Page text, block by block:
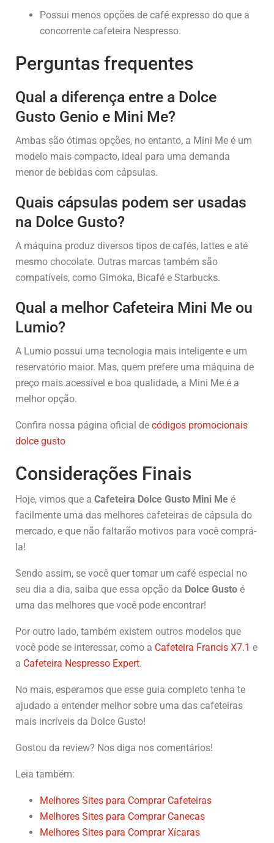
Possui menos opções de café expresso do que a
concorrente cafeteira Nespresso.
Perguntas frequentes
Qual a diferença entre a Dolce
Gusto Genio e Mini Me?
Ambas são ótimas opções, no entanto, a Mini Me é um
modelo mais compacto, ideal para uma demanda
menor de bebidas com cápsulas.
Quais cápsulas podem ser usadas
na Dolce Gusto?
A máquina produz diversos tipos de cafés, lattes e até
mesmo chocolate. Outras marcas também são
compatíveis, como Gimoka, Bicafé e Starbucks.
Qual a melhor Cafeteira Mini Me ou
Lumio?
A Lumio possui uma tecnologia mais inteligente e um
reservatório maior. Mas, quem prefere uma máquina de
preço mais acessível e boa qualidade, a Mini Me é a
melhor opção.
Confira nossa página oficial de códigos promocionais
dolce gusto
Considerações Finais
Hoje, vimos que a Cafeteira Dolce Gusto Mini Me é
facilmente uma das melhores cafeteiras de cápsula do
mercado, e que não faltarão motivos para você comprá-
la!
Sendo assim, se você quer tomar um café especial no
seu dia a dia, saiba que essa opção da Dolce Gusto é
uma das melhores que você pode encontrar!
Por outro lado, também existem outros modelos que
você pode se interessar, como a Cafeteira Francis X7.1 e
a Cafeteira Nespresso Expert.
No mais, esperamos que esse guia completo tenha te
ajudado a entender melhor sobre uma das cafeteiras
mais incríveis da Dolce Gusto!
Gostou da review? Nos diga nos comentários!
Leia também:
Melhores Sites para Comprar Cafeteiras
Melhores Sites para Comprar Canecas
Melhores Sites para Comprar Xícaras